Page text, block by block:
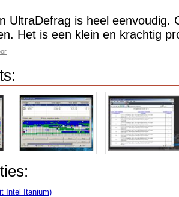
UltraDefrag is heel eenvoudig.
Het is een klein en krachtig
Intel Itanium)